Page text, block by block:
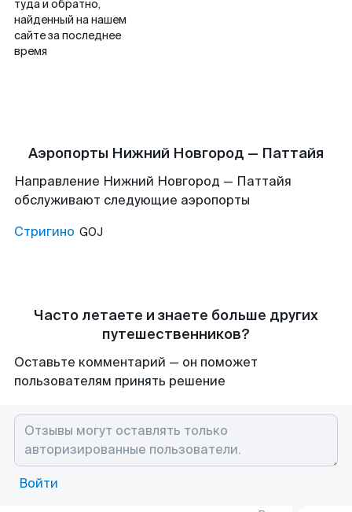
туда и обратно,
найденный на нашем
сайте за последнее
время
Аэропорты Нижний Новгород — Паттайя
Направление Нижний Новгород — Паттайя
обслуживают следующие аэропорты
Стригино GOJ
Часто летаете и знаете больше других
путешественников?
Оставьте комментарий — он поможет
пользователям принять решение
Войти